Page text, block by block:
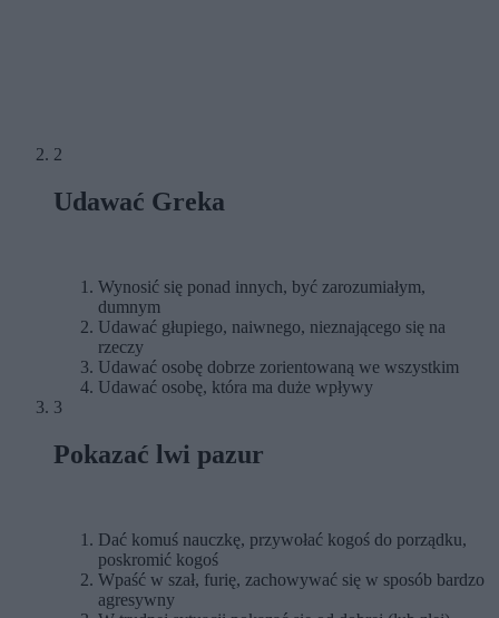
2
Udawać Greka
Wynosić się ponad innych, być zarozumiałym,
dumnym
Udawać głupiego, naiwnego, nieznającego się na
rzeczy
Udawać osobę dobrze zorientowaną we wszystkim
Udawać osobę, która ma duże wpływy
3
Pokazać lwi pazur
Dać komuś nauczkę, przywołać kogoś do porządku,
poskromić kogoś
Wpaść w szał, furię, zachowywać się w sposób bardzo
agresywny